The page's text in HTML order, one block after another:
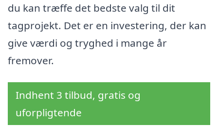
du kan træffe det bedste valg til dit
tagprojekt. Det er en investering, der kan
give værdi og tryghed i mange år
fremover.
Indhent 3 tilbud, gratis og
uforpligtende